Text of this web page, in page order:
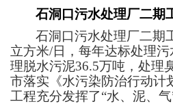
石洞口污水处理厂二期
石洞口污水处理厂二期
立方米/日，每年达标处理
理脱水污泥36.5万吨，处理
市落实《水污染防治行动计
工程充分发挥了“水、泥、